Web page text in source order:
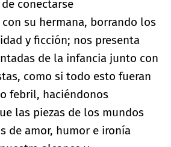
conectarse
su hermana, borrando los
y ficción; nos presenta
de la infancia junto con
como si todo esto fueran
febril, haciéndonos
las piezas de los mundos
de amor, humor e ironía